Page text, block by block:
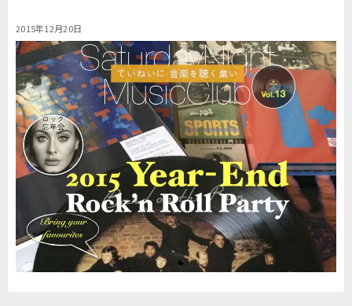
2015年12月20日